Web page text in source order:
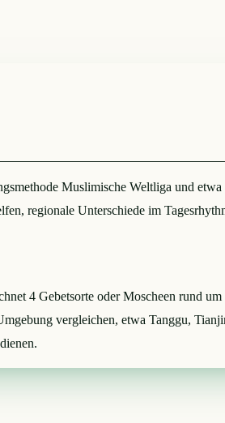
Muslimische Weltliga und
regionale Unterschiede im
4 Gebetsorte oder Moscheen rund
vergleichen, etwa Tanggu,